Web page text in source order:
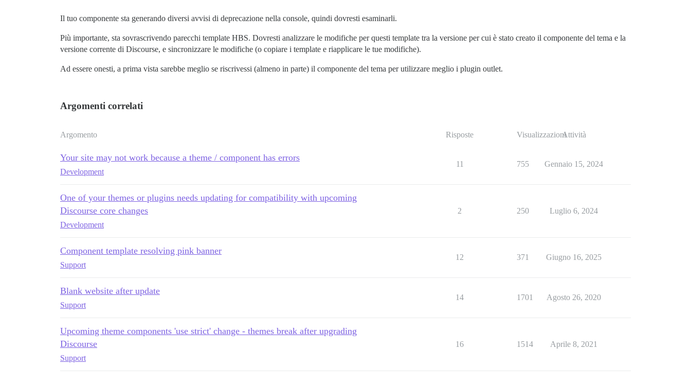
Il tuo componente sta generando diversi avvisi di deprecazione nella console, quindi dovresti esaminarli.
Più importante, sta sovrascrivendo parecchi template HBS. Dovresti analizzare le modifiche per questi template tra la versione per cui è stato creato il componente del tema e la
versione corrente di Discourse, e sincronizzare le modifiche (o copiare i template e riapplicare le tue modifiche).
Ad essere onesti, a prima vista sarebbe meglio se riscrivessi (almeno in parte) il componente del tema per utilizzare meglio i plugin outlet.
Argomenti correlati
Argomento Risposte VisualizzazioniAttività
Your site may not work because a theme / component has errors
Development
11 755 Gennaio 15, 2024
One of your themes or plugins needs updating for compatibility with upcoming
Discourse core changes
Development
2 250 Luglio 6, 2024
Component template resolving pink banner
Support
12 371 Giugno 16, 2025
Blank website after update
Support
14 1701 Agosto 26, 2020
Upcoming theme components 'use strict' change - themes break after upgrading
Discourse
Support
16 1514 Aprile 8, 2021